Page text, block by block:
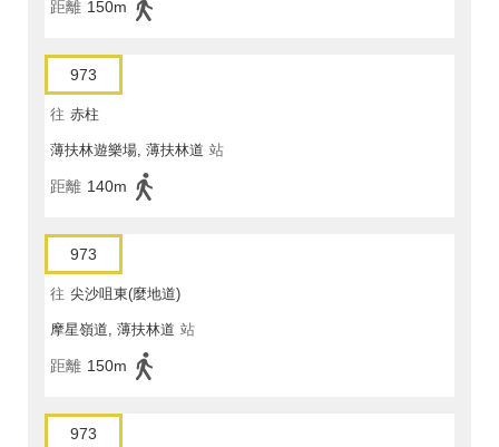
距離 150m
973
往 赤柱
薄扶林遊樂場, 薄扶林道 站
距離 140m
973
往 尖沙咀東(麼地道)
摩星嶺道, 薄扶林道 站
距離 150m
973